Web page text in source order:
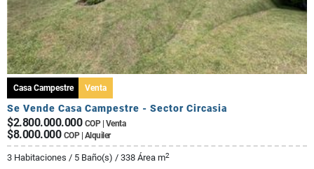
Casa Campestre Venta
Se Vende Casa Campestre - Sector Circasia
$2.800.000.000 COP | Venta
$8.000.000 COP | Alquiler
3 Habitaciones / 5 Baño(s) / 338 Área m2